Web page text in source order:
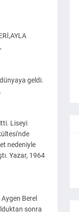
geldi.
Liseyi
nedeniyle
Yazar, 1964
Berel
sonra